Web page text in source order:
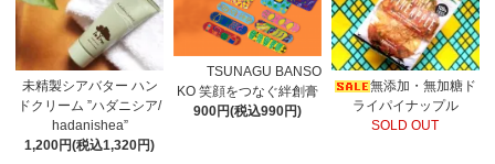
未精製シアバター ハン
ドクリーム ”ハダニシア/
hadanishea”
1,200円(税込1,320円)
TSUNAGU BANSO
KO 笑顔をつなぐ絆創膏
900円(税込990円)
無添加・無加糖ド
ライパイナップル
SOLD OUT